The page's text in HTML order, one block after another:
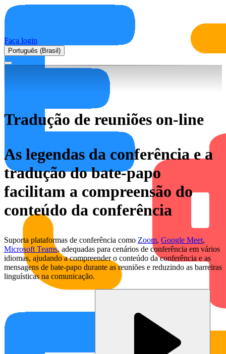
Faça login
Português (Brasil)
Tradução de reuniões on-line
As legendas da conferência e a
tradução do bate-papo
facilitam a compreensão do
conteúdo da conferência
Suporta plataformas de conferência como Zoom, Google Meet,
Microsoft Teams, adequadas para cenários de conferência em vários
idiomas, ajudando a compreender o conteúdo da conferência e as
mensagens de bate-papo durante as reuniões e reduzindo as barreiras
linguísticas na comunicação.